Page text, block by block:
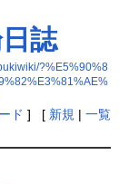
誌
?%E5%90%8
ド ] [ 新規 | 一覧